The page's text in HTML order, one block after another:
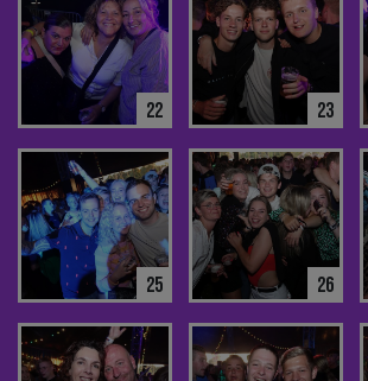
22 23
25 26